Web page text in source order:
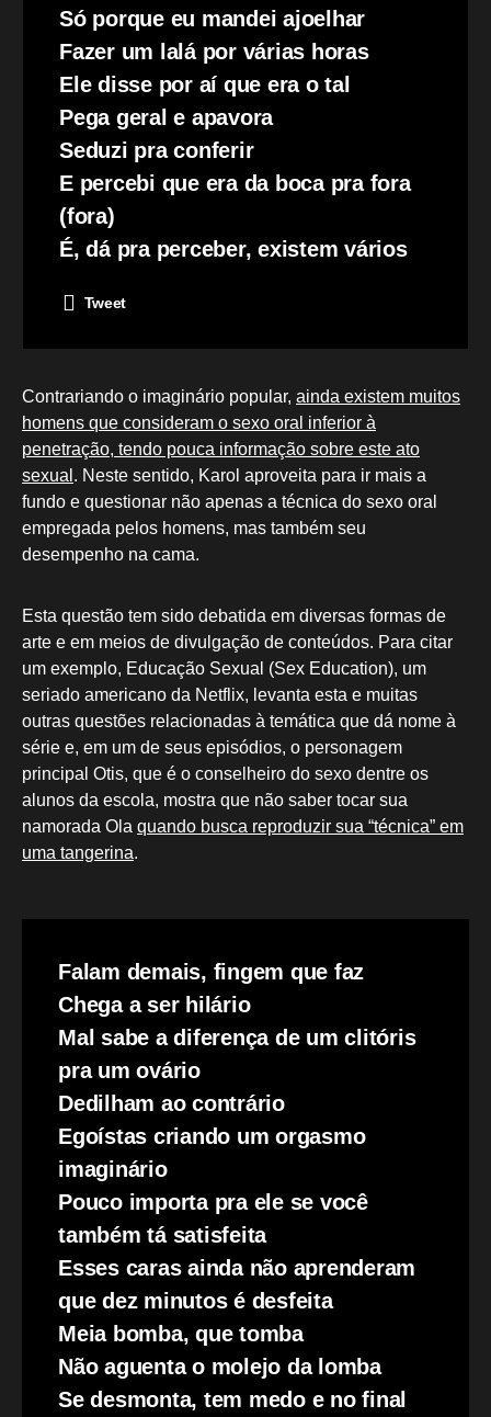
Só porque eu mandei ajoelhar
Fazer um lalá por várias horas
Ele disse por aí que era o tal
Pega geral e apavora
Seduzi pra conferir
E percebi que era da boca pra fora
(fora)
É, dá pra perceber, existem vários
Tweet
Contrariando o imaginário popular, ainda existem muitos
homens que consideram o sexo oral inferior à
penetração, tendo pouca informação sobre este ato
sexual . Neste sentido, Karol aproveita para ir mais a
fundo e questionar não apenas a técnica do sexo oral
empregada pelos homens, mas também seu
desempenho na cama.
Esta questão tem sido debatida em diversas formas de
arte e em meios de divulgação de conteúdos. Para citar
um exemplo, Educação Sexual (Sex Education), um
seriado americano da Netflix, levanta esta e muitas
outras questões relacionadas à temática que dá nome à
série e, em um de seus episódios, o personagem
principal Otis, que é o conselheiro do sexo dentre os
alunos da escola, mostra que não saber tocar sua
namorada Ola quando busca reproduzir sua “técnica” em
uma tangerina.
Falam demais, fingem que faz
Chega a ser hilário
Mal sabe a diferença de um clitóris
pra um ovário
Dedilham ao contrário
Egoístas criando um orgasmo
imaginário
Pouco importa pra ele se você
também tá satisfeita
Esses caras ainda não aprenderam
que dez minutos é desfeita
Meia bomba, que tomba
Não aguenta o molejo da lomba
Se desmonta, tem medo e no final